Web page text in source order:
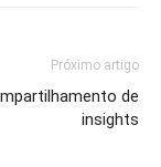
Próximo artigo
de
insights